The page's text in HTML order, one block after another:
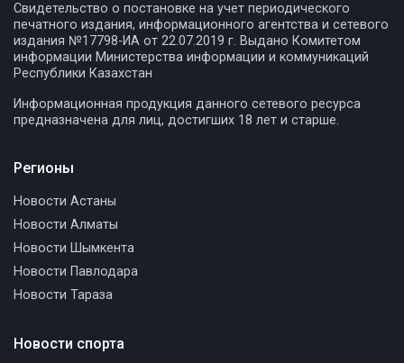
Свидетельство о постановке на учет периодического
печатного издания, информационного агентства и сетевого
издания №17798-ИА от 22.07.2019 г. Выдано Комитетом
информации Министерства информации и коммуникаций
Республики Казахстан
Информационная продукция данного сетевого ресурса
предназначена для лиц, достигших 18 лет и старше.
Регионы
Новости Астаны
Новости Алматы
Новости Шымкента
Новости Павлодара
Новости Тараза
Новости спорта